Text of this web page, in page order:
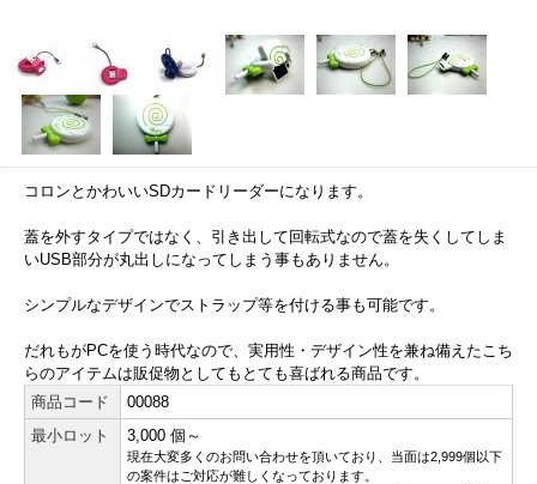
コロンとかわいいSDカードリーダーになります。
蓋を外すタイプではなく、引き出して回転式なので蓋を失くしてしま
いUSB部分が丸出しになってしまう事もありません。
シンプルなデザインでストラップ等を付ける事も可能です。
だれもがPCを使う時代なので、実用性・デザイン性を兼ね備えたこち
らのアイテムは販促物としてもとても喜ばれる商品です。
商品コード
00088
最小ロット
3,000 個～
現在大変多くのお問い合わせを頂いており、当面は2,999個以下
の案件はご対応が難しくなっております。